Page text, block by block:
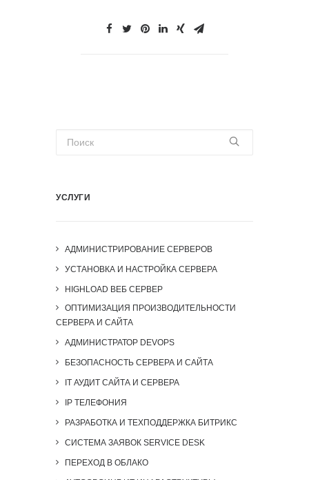
УСЛУГИ
АДМИНИСТРИРОВАНИЕ СЕРВЕРОВ
УСТАНОВКА И НАСТРОЙКА СЕРВЕРА
HIGHLOAD ВЕБ СЕРВЕР
ОПТИМИЗАЦИЯ ПРОИЗВОДИТЕЛЬНОСТИ
СЕРВЕРА И САЙТА
АДМИНИСТРАТОР DEVOPS
БЕЗОПАСНОСТЬ СЕРВЕРА И САЙТА
IT АУДИТ САЙТА И СЕРВЕРА
IP ТЕЛЕФОНИЯ
РАЗРАБОТКА И ТЕХПОДДЕРЖКА БИТРИКС
СИСТЕМА ЗАЯВОК SERVICE DESK
ПЕРЕХОД В ОБЛАКО